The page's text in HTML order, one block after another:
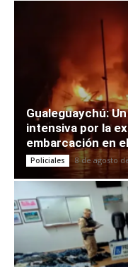
Gualeguaychú:
intensiva por la
embarcación en
Policiales 8 de agosto